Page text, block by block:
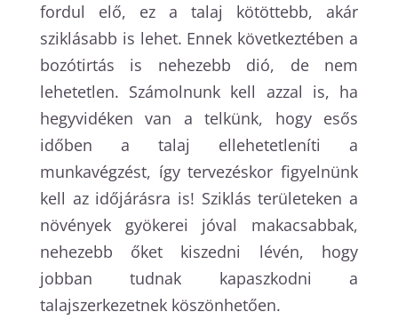
fordul elő, ez a talaj kötöttebb, akár
sziklásabb is lehet. Ennek következtében a
bozótirtás is nehezebb dió, de nem
lehetetlen. Számolnunk kell azzal is, ha
hegyvidéken van a telkünk, hogy esős
időben a talaj ellehetetleníti a
munkavégzést, így tervezéskor figyelnünk
kell az időjárásra is! Sziklás területeken a
növények gyökerei jóval makacsabbak,
nehezebb őket kiszedni lévén, hogy
jobban tudnak kapaszkodni a
talajszerkezetnek köszönhetően.